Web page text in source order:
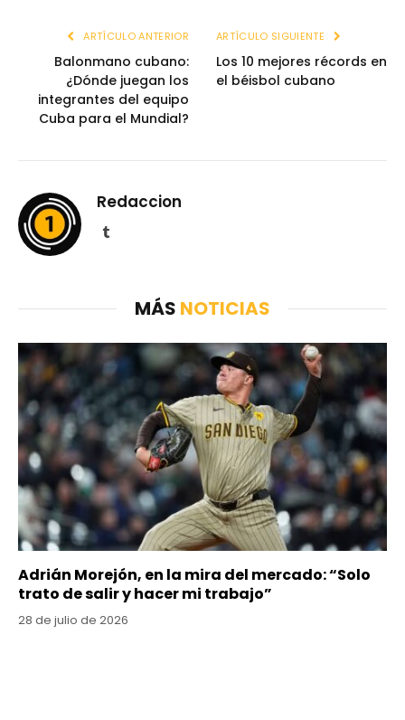
ARTÍCULO ANTERIOR
Balonmano cubano:
¿Dónde juegan los
integrantes del equipo
Cuba para el Mundial?
ARTÍCULO SIGUIENTE
Los 10 mejores récords en
el béisbol cubano
Redaccion
Tumblr
MÁS NOTICIAS
Adrián Morejón, en la mira del mercado: “Solo
trato de salir y hacer mi trabajo”
28 de julio de 2026